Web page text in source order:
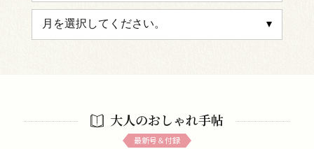
大人のおしゃれ手帖
最新号＆付録